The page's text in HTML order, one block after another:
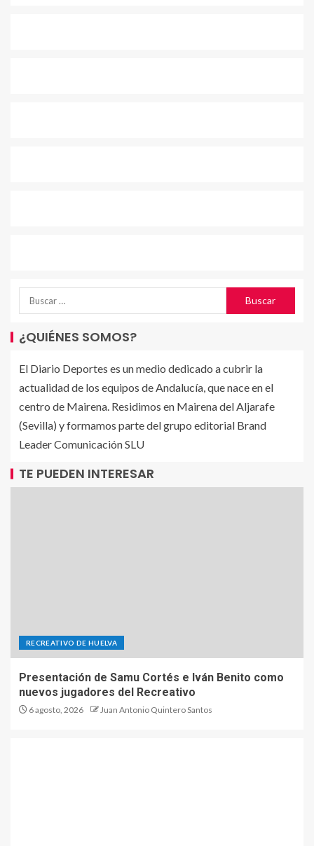
¿QUIÉNES SOMOS?
El Diario Deportes es un medio dedicado a cubrir la
actualidad de los equipos de Andalucía, que nace en el
centro de Mairena. Residimos en Mairena del Aljarafe
(Sevilla) y formamos parte del grupo editorial Brand
Leader Comunicación SLU
TE PUEDEN INTERESAR
RECREATIVO DE HUELVA
Presentación de Samu Cortés e Iván Benito como
nuevos jugadores del Recreativo
6 agosto, 2026 Juan Antonio Quintero Santos